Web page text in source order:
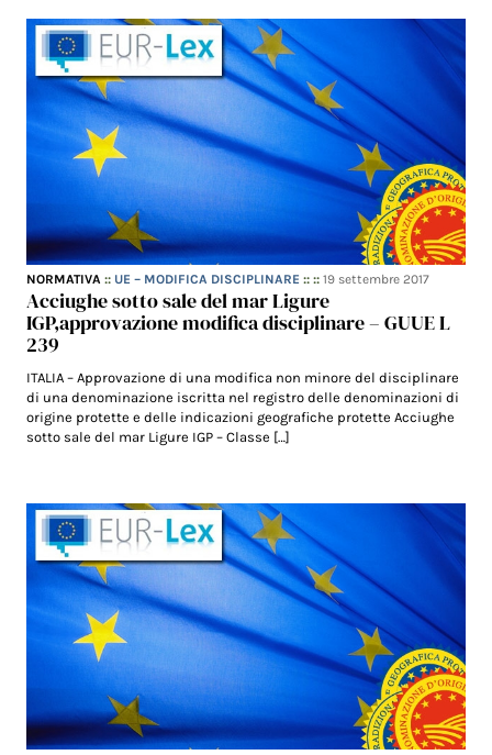
NORMATIVA :: UE – MODIFICA DISCIPLINARE :: ::19 settembre 2017
Acciughe sotto sale del mar Ligure
IGP,approvazione modifica disciplinare – GUUE L
239
ITALIA – Approvazione di una modifica non minore del disciplinare
di una denominazione iscritta nel registro delle denominazioni di
origine protette e delle indicazioni geografiche protette Acciughe
sotto sale del mar Ligure IGP – Classe […]